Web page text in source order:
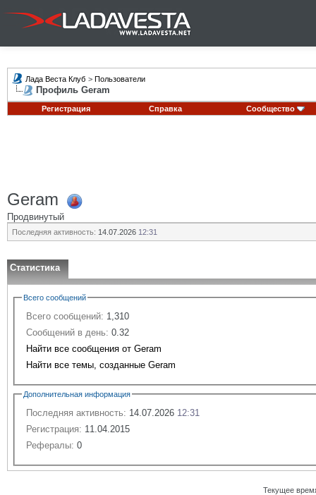
Лада Веста Клуб > Пользователи
Профиль Geram
Регистрация Справка Сообщество
Geram
Продвинутый
Последняя активность: 14.07.2026 12:31
Статистика
Всего сообщений
Всего сообщений: 1,310
Сообщений в день: 0.32
Найти все сообщения от Geram
Найти все темы, созданные Geram
Дополнительная информация
Последняя активность: 14.07.2026 12:31
Регистрация: 11.04.2015
Рефералы: 0
Текущее